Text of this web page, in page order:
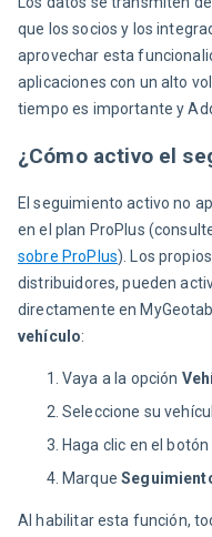
que los socios y los
aprovechar esta
aplicaciones con un alto
tiempo es importante y
¿Cómo activo el
El seguimiento activo no
en el plan ProPlus
sobre ProPlus). Los
distribuidores, pueden
directamente en
vehículo:
Vaya a la opción
Seleccione su
Haga clic en el botón
Marque
Al habilitar esta función,